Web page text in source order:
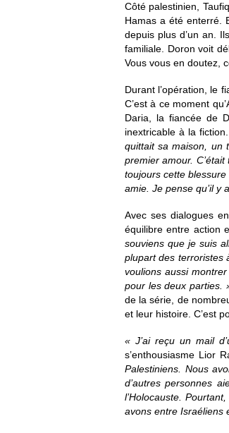
Côté palestinien,
Hamas a été enterré.
depuis plus d’un an.
familiale. Doron voit
Vous vous en doutez,
Durant l’opération, le
C’est à ce moment
Daria, la fiancée de
inextricable à la
quittait sa maison, un
premier amour.
toujours cette
amie. Je pense qu’il y
Avec ses dialogues
équilibre entre action
souviens que je suis
plupart des terroristes
voulions aussi
pour les deux parties.
de la série, de
et leur histoire. C’est
« J’ai reçu un mail
s’enthousiasme Lior
Palestiniens. Nous
d’autres personnes
l’Holocauste.
avons entre Israéliens